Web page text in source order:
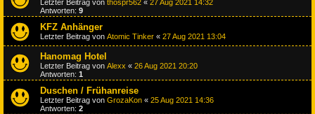
Letzter Beitrag von thospr562 « 27 Aug 2021 14:32
Antworten: 9
KFZ Anhänger
Letzter Beitrag von Atomic Tinker « 27 Aug 2021 13:04
Hanomag Hotel
Letzter Beitrag von Alexx « 26 Aug 2021 20:20
Antworten: 1
Duschen / Frühanreise
Letzter Beitrag von GrozaKon « 25 Aug 2021 14:36
Antworten: 2